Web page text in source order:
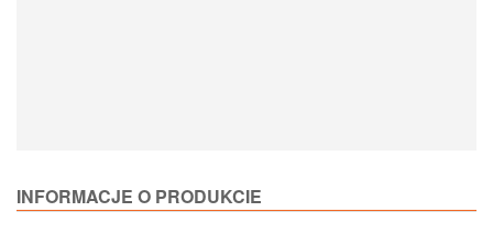
INFORMACJE O PRODUKCIE